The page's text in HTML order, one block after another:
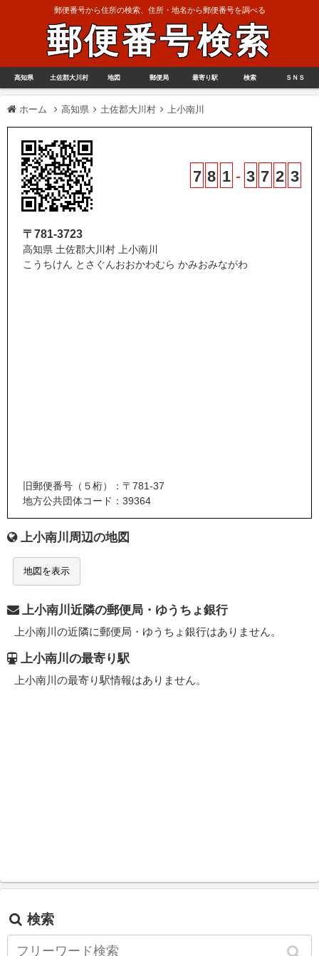
郵便番号から住所の検索、住所・地名から郵便番号を調べる
郵便番号検索
高知県 土佐郡大川村 地図 郵便局 最寄り駅 検索 ＳＮＳ
ホーム 高知県 土佐郡大川村 上小南川
7 8 1 - 3 7 2 3
〒781-3723
高知県 土佐郡大川村 上小南川
こうちけん とさぐんおおかわむら かみおみながわ
旧郵便番号（５桁）：〒781-37
地方公共団体コード：39364
上小南川周辺の地図
地図を表示
上小南川近隣の郵便局・ゆうちょ銀行
上小南川の近隣に郵便局・ゆうちょ銀行はありません。
上小南川の最寄り駅
上小南川の最寄り駅情報はありません。
検索